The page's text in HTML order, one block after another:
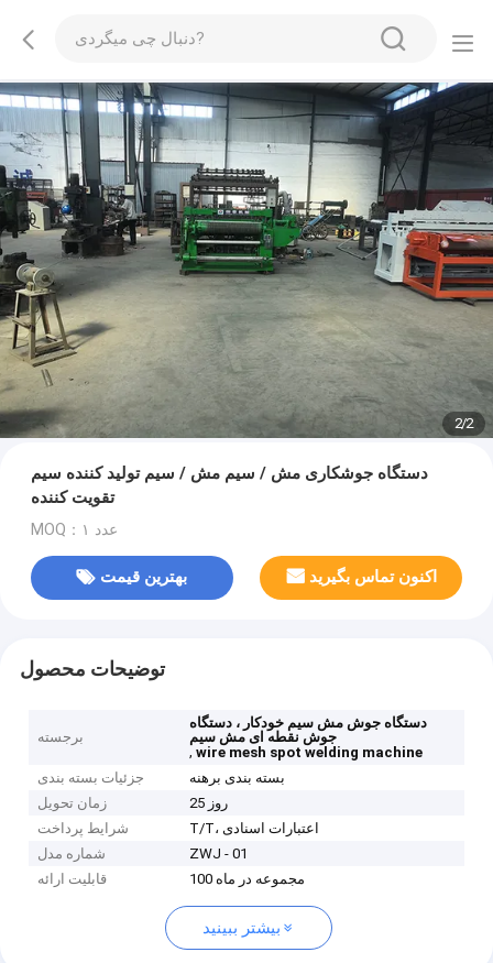
2/2
دستگاه جوشکاری مش / سیم مش / سیم تولید کننده سیم
تقویت کننده
MOQ：۱ عدد
بهترین قیمت اکنون تماس بگیرید
توضیحات محصول
برجسته
دستگاه جوش مش سیم خودکار ، دستگاه
جوش نقطه ای مش سیم
,wire mesh spot welding machine
جزئیات بسته بندی
بسته بندی برهنه
زمان تحویل
25 روز
شرایط پرداخت
T/T، اعتبارات اسنادی
شماره مدل
ZWJ - 01
قابلیت ارائه
100 مجموعه در ماه
بیشتر ببینید